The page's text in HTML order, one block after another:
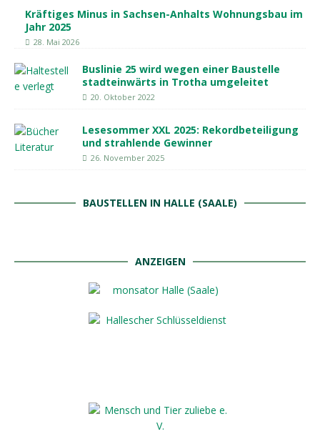
Kräftiges Minus in Sachsen-Anhalts Wohnungsbau im
Jahr 2025
28. Mai 2026
Buslinie 25 wird wegen einer Baustelle
stadteinwärts in Trotha umgeleitet
20. Oktober 2022
Lesesommer XXL 2025: Rekordbeteiligung
und strahlende Gewinner
26. November 2025
BAUSTELLEN IN HALLE (SAALE)
ANZEIGEN